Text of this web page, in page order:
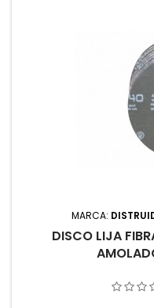
MARCA:
DISCO LIJA